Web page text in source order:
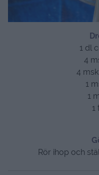
1 dl
4
4
1
1
1
Rör ihop och